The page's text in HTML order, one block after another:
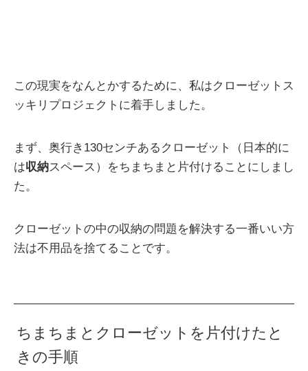
この現実をなんとかするために、私はクローゼットス
ッキリプロジェクトに着手しました。
まず、奥行き130センチあるクローゼット（日本的に
は収納スペース）をちまちまと片付けることにしまし
た。
クローゼットの中の収納の問題を解決する一番いい方
法は不用品を捨てることです。
ちまちまとクローゼットを片付けたと
きの手順